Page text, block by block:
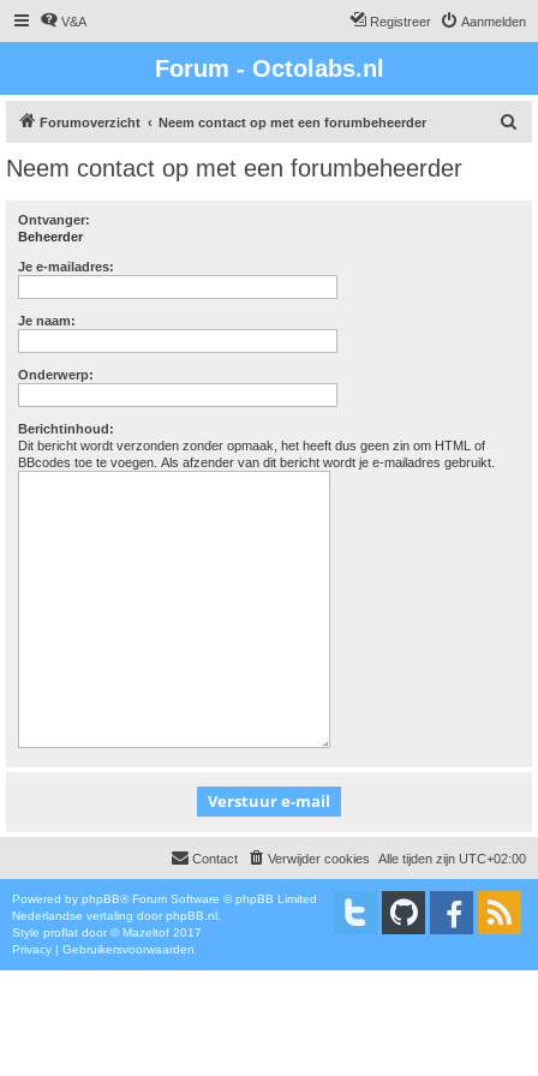
V&A Aanmelden
Registreer
Forum - Octolabs.nl
Forumoverzicht Neem contact op met een forumbeheerder
Neem contact op met een forumbeheerder
Ontvanger:
Beheerder
Je e-mailadres:
Je naam:
Onderwerp:
Berichtinhoud:
Dit bericht wordt verzonden zonder opmaak, het heeft dus geen zin om HTML of
BBcodes toe te voegen. Als afzender van dit bericht wordt je e-mailadres gebruikt.
Alle tijden zijn UTC+02:00
Verwijder cookies
Contact
Powered by phpBB® Forum Software © phpBB Limited
Nederlandse vertaling door phpBB.nl
Style proflat door ©Mazeltof 2017
Privacy | Gebruikersvoorwaarden